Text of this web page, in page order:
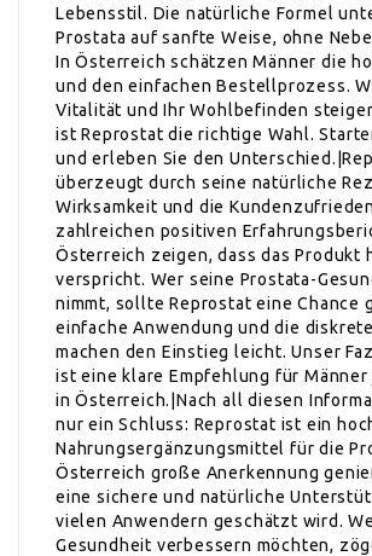
Lebensstil. Die natürliche Formel
Prostata auf sanfte Weise, ohne
In Österreich schätzen Männer die
und den einfachen Bestellprozess.
Vitalität und Ihr Wohlbefinden
ist Reprostat die richtige Wahl.
und erleben Sie den
überzeugt durch seine natürliche
Wirksamkeit und die
zahlreichen positiven
Österreich zeigen, dass das Produkt
verspricht. Wer seine Prostata-
nimmt, sollte Reprostat eine Chance
einfache Anwendung und die
machen den Einstieg leicht. Unser
ist eine klare Empfehlung für
in Österreich.|Nach all diesen
nur ein Schluss: Reprostat ist ein
Nahrungsergänzungsmittel für die
Österreich große Anerkennung
eine sichere und natürliche
vielen Anwendern geschätzt wird.
Gesundheit verbessern möchten,